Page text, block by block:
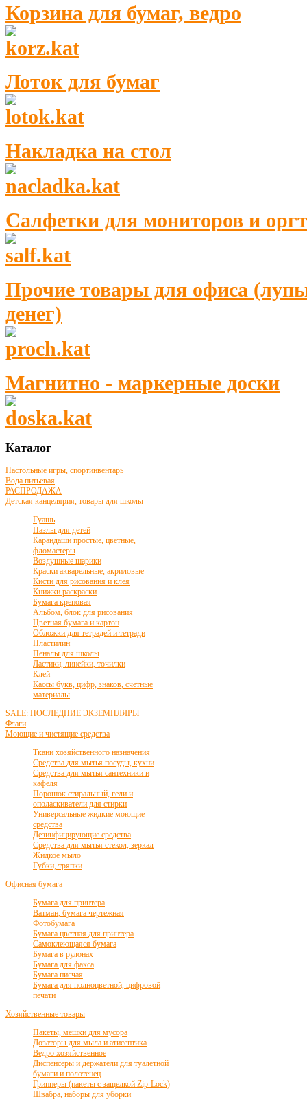
Корзина для бумаг, ведро
Лоток для бумаг
Накладка на стол
Салфетки для мониторов и
Прочие товары для офиса
денег)
Магнитно - маркерные доски
Каталог
Настольные игры, спортинвентарь
Вода питьевая
РАСПРОДАЖА
Детская канцелярия, товары для школы
Гуашь
Пазлы для детей
Карандаши простые, цветные,
фломастеры
Воздушные шарики
Краски акварельные, акриловые
Кисти для рисования и клея
Книжки раскраски
Бумага креповая
Альбом, блок для рисования
Цветная бумага и картон
Обложки для тетрадей и тетради
Пластилин
Пеналы для школы
Ластики, линейки, точилки
Клей
Кассы букв, цифр, знаков, счетные
материалы
SALE: ПОСЛЕДНИЕ ЭКЗЕМПЛЯРЫ
Флаги
Моющие и чистящие средства
Ткани хозяйственного назначения
Средства для мытья посуды, кухни
Средства для мытья сантехники и
кафеля
Порошок стиральный, гели и
ополаскиватели для стирки
Универсальные жидкие моющие
средства
Дезинфицирующие средства
Средства для мытья стекол, зеркал
Жидкое мыло
Губки, тряпки
Офисная бумага
Бумага для принтера
Ватман, бумага чертежная
Фотобумага
Бумага цветная для принтера
Самоклеющаяся бумага
Бумага в рулонах
Бумага для факса
Бумага писчая
Бумага для полноцветной, цифровой
печати
Хозяйственные товары
Пакеты, мешки для мусора
Дозаторы для мыла и атисептика
Ведро хозяйственное
Диспенсеры и держатели для туалетной
бумаги и полотенец
Грипперы (пакеты с защелкой Zip-Lock)
Швабра, наборы для уборки